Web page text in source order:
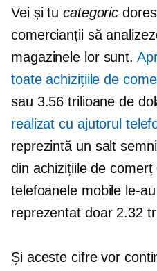
Vei și tu categoric
comercianții să
magazinele lor sunt.
toate achizițiile de
sau 3.56 trilioane de
realizat cu ajutorul
reprezintă un salt
din achizițiile de
telefoanele mobile le-
reprezentat doar 2.32
Și aceste cifre vor